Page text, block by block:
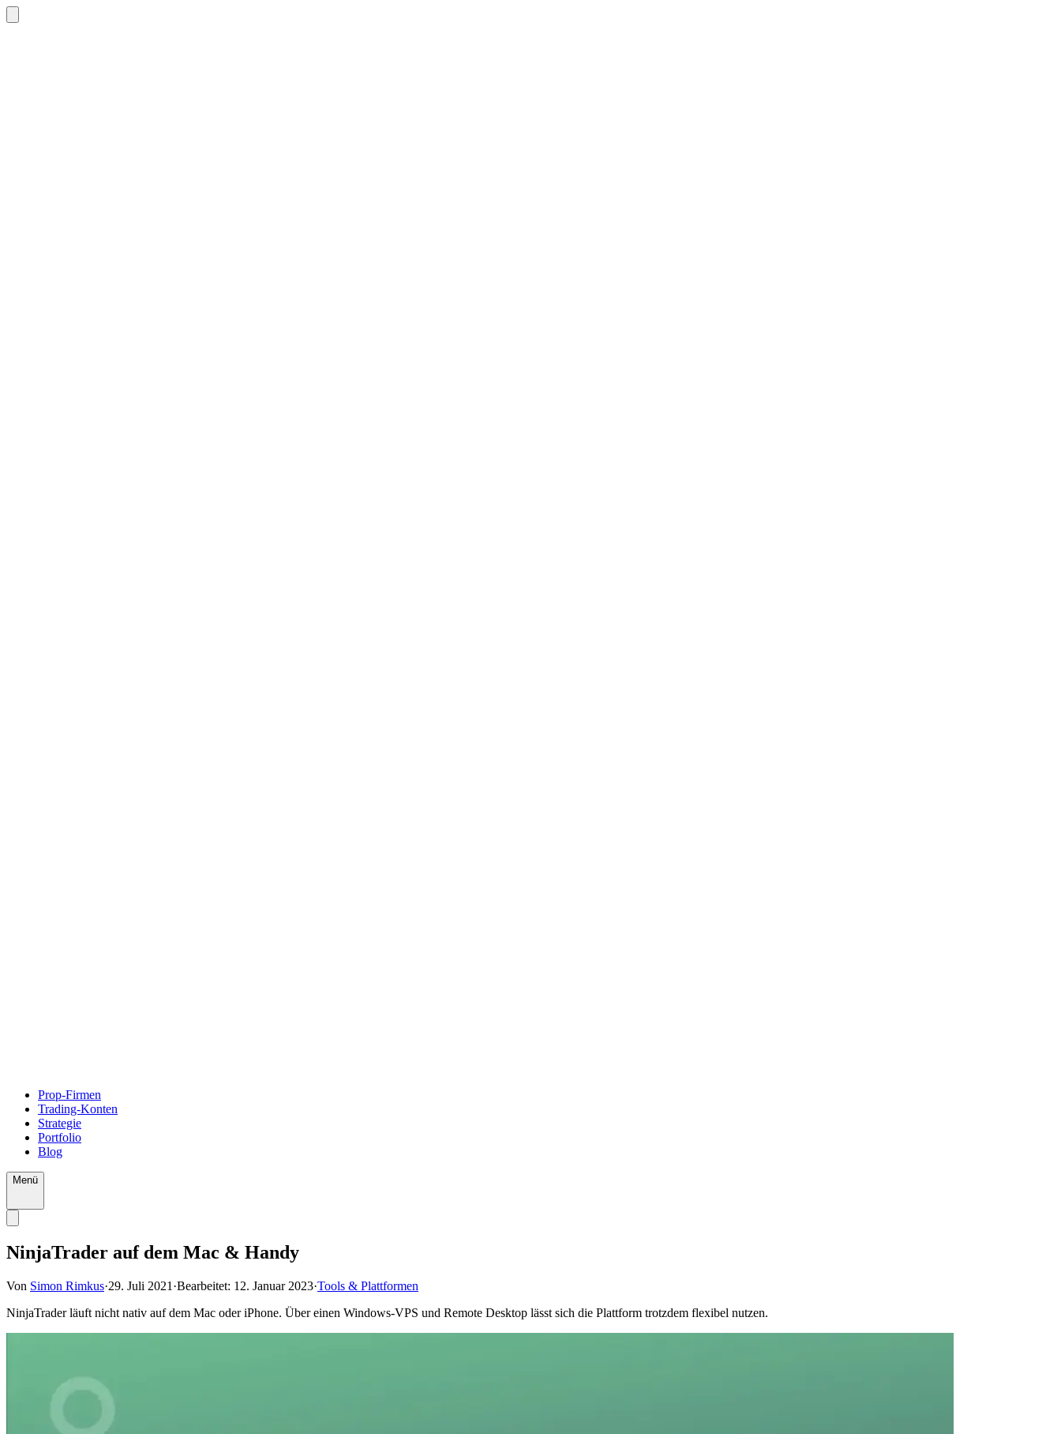
Prop-Firmen
Trading-Konten
Strategie
Portfolio
Blog
Menü
NinjaTrader auf dem Mac & Handy
Von Simon Rimkus·29. Juli 2021 ·Bearbeitet: 12. Januar 2023·Tools & Plattformen
NinjaTrader läuft nicht nativ auf dem Mac oder iPhone. Über einen Windows-VPS und Remote Desktop lässt sich die Plattform trotzdem flexibel nutzen.